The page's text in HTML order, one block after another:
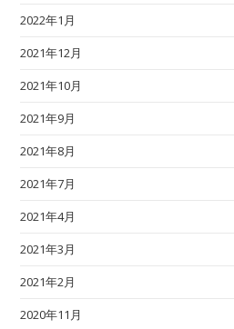
2022年1月
2021年12月
2021年10月
2021年9月
2021年8月
2021年7月
2021年4月
2021年3月
2021年2月
2020年11月